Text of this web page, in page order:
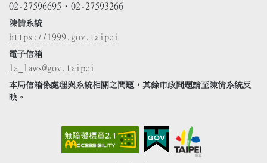
02-27596695、02-27593266
陳情系統
https://1999.gov.taipei
電子信箱
la_laws@gov.taipei
本局信箱係處理與系統相關之問題，其餘市政問題請至陳情系統反
映。